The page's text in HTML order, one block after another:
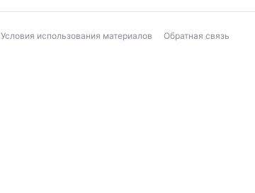
Условия использования материалов Обратная связь